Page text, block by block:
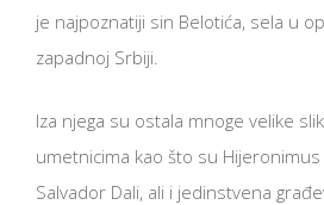
je najpoznatiji sin Belotića, sela u
zapadnoj Srbiji.
Iza njega su ostala mnoge velike
umetnicima kao što su Hijeronimus
Salvador Dali, ali i jedinstvena